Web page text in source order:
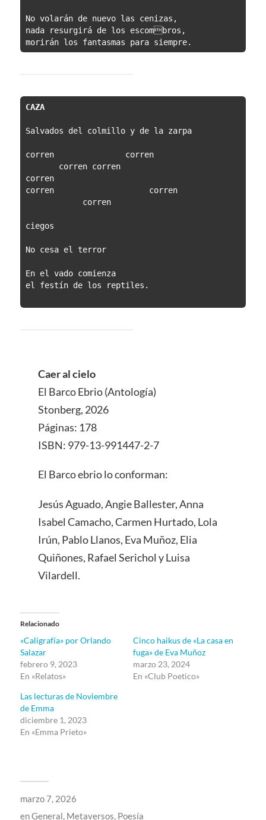
No volarán de nuevo las cenizas,
nada resurgirá de los escombros,
morirán los fantasmas para siempre.
CAZA
Salvados del colmillo y de la zarpa
corren               corren
corren
corren                    corren
            corren
ciegos
No cesa el terror
En el vado comienza
el festín de los reptiles.
Caer al cielo
El Barco Ebrio (Antología)
Stonberg, 2026
Páginas: 178
ISBN: 979-13-991447-2-7
El Barco ebrio lo conforman:
Jesús Aguado, Angie Ballester, Anna
Isabel Camacho, Carmen Hurtado, Lola
Irún, Pablo Llanos, Eva Muñoz, Elia
Quiñones, Rafael Serichol y Luisa
Vilardell.
Relacionado
«Caligrafía» por Orlando
Salazar
febrero 9, 2023
En «Relatos»
Cinco haikus de «La casa en
fuga» de Eva Muñoz
marzo 23, 2024
En «Club Poetico»
Las lecturas de Noviembre
de Emma
diciembre 1, 2023
En «Emma Prieto»
marzo 7, 2026
enGeneral, Metaversos, Poesía